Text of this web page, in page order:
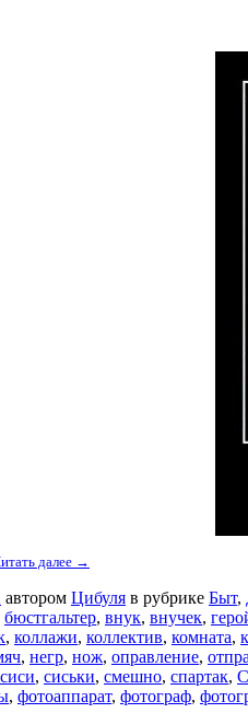
далее →
автором Цибуля в рубрике Быт,
бюстгальтер, внук, внучек,
, коллажи, коллектив, комната,
, негр, нож, оправление,
сиси, сиськи, смешно, спартак,
, фотоаппарат, фотограф,